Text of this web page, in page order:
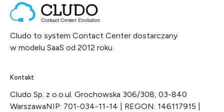
Cludo to system Contact Center dostarczany
w modelu SaaS od 2012 roku.
Kontakt
Cludo Sp. z o.o.ul. Grochowska 306/308, 03-840
WarszawaNIP: 701-034-11-14 | REGON: 146117915 |